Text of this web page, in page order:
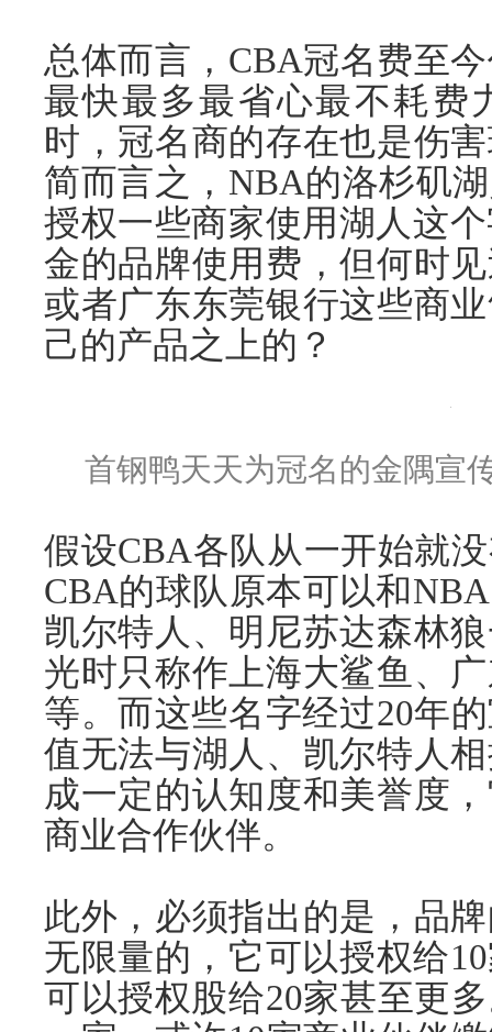
总体而言，CBA冠名费至
最快最多最省心最不耗费
时，冠名商的存在也是伤
简而言之，NBA的洛杉矶
授权一些商家使用湖人这
金的品牌使用费，但何时
或者广东东莞银行这些商
己的产品之上的？
首钢鸭天天为冠名的金隅宣
假设CBA各队从一开始就
CBA的球队原本可以和
凯尔特人、明尼苏达森林
光时只称作上海大鲨鱼、
等。而这些名字经过20年
值无法与湖人、凯尔特人
成一定的认知度和美誉度
商业合作伙伴。
此外，必须指出的是，品
无限量的，它可以授权给
可以授权股给20家甚至更